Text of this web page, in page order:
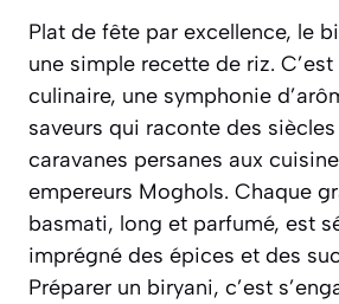
Plat de fête par excellence, le
une simple recette de riz.
culinaire, une symphonie
saveurs qui raconte des
caravanes persanes aux
empereurs Moghols. Chaque
basmati, long et parfumé, est
imprégné des épices et des
Préparer un biryani, c’est